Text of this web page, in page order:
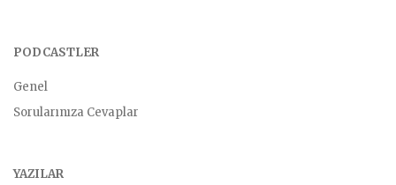
PODCASTLER
Genel
Sorularınıza Cevaplar
YAZILAR